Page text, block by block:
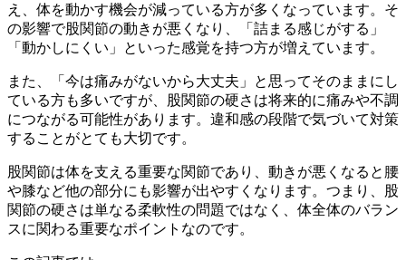
え、体を動かす機会が減っている方が多くなっています。そ
の影響で股関節の動きが悪くなり、「詰まる感じがする」
「動かしにくい」といった感覚を持つ方が増えています。
また、「今は痛みがないから大丈夫」と思ってそのままにし
ている方も多いですが、股関節の硬さは将来的に痛みや不調
につながる可能性があります。違和感の段階で気づいて対策
することがとても大切です。
股関節は体を支える重要な関節であり、動きが悪くなると腰
や膝など他の部分にも影響が出やすくなります。つまり、股
関節の硬さは単なる柔軟性の問題ではなく、体全体のバラン
スに関わる重要なポイントなのです。